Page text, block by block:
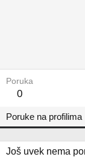
Poruka
0
Poruke na profilima
Još uvek nema